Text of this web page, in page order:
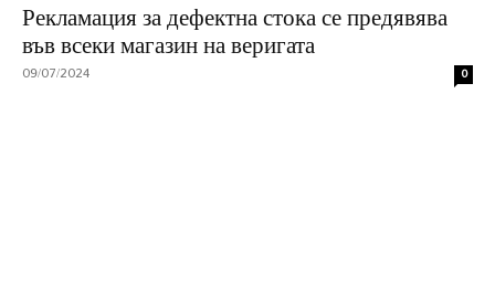
Рекламация за дефектна стока се предявява
във всеки магазин на веригата
09/07/2024 0